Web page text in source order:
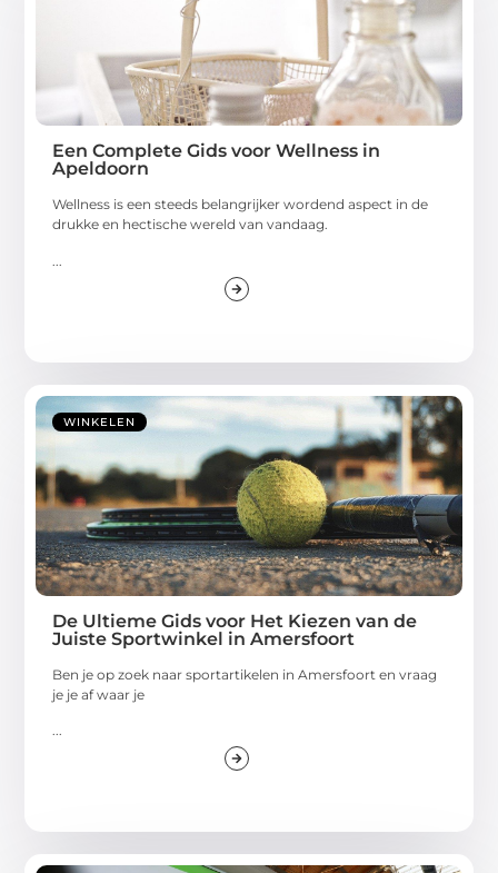
Een Complete Gids voor Wellness in
Apeldoorn
Wellness is een steeds belangrijker wordend aspect in de
drukke en hectische wereld van vandaag.
WINKELEN
De Ultieme Gids voor Het Kiezen van de
Juiste Sportwinkel in Amersfoort
Ben je op zoek naar sportartikelen in Amersfoort en vraag
je je af waar je